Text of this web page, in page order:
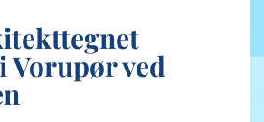
Vorupør ved